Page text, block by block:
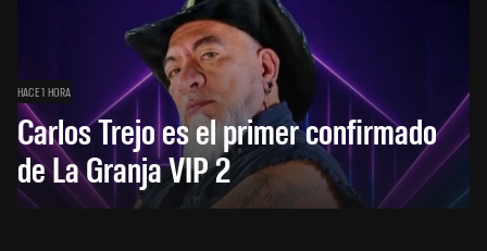
HACE 1 HORA
Carlos Trejo es el primer confirmado
de La Granja VIP 2